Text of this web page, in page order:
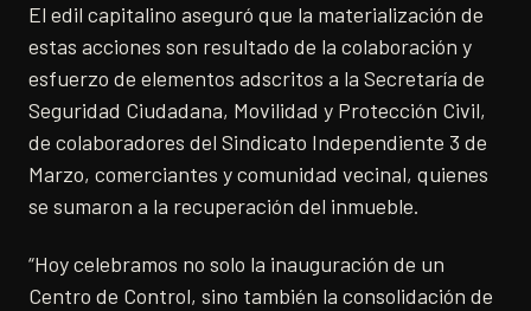
El edil capitalino aseguró que la materialización de
estas acciones son resultado de la colaboración y
esfuerzo de elementos adscritos a la Secretaría de
Seguridad Ciudadana, Movilidad y Protección Civil,
de colaboradores del Sindicato Independiente 3 de
Marzo, comerciantes y comunidad vecinal, quienes
se sumaron a la recuperación del inmueble.
“Hoy celebramos no solo la inauguración de un
Centro de Control, sino también la consolidación de